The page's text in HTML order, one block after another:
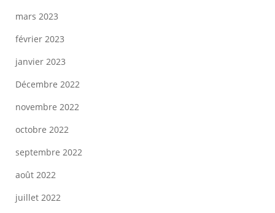
mars 2023
février 2023
janvier 2023
Décembre 2022
novembre 2022
octobre 2022
septembre 2022
août 2022
juillet 2022